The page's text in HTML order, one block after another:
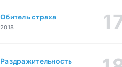
Обитель страха
2018
Раздражительность